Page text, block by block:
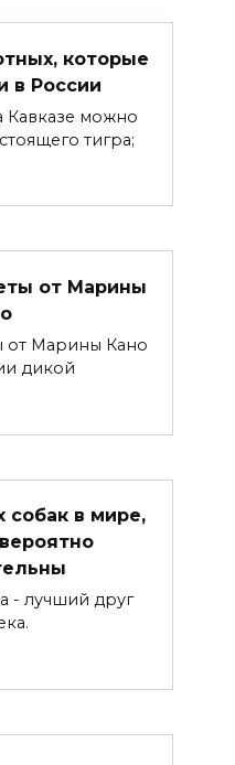
которые
в России
Кавказе можно
тигра;
от Марины
от Марины Кано
дикой
собак в мире,
- лучший друг